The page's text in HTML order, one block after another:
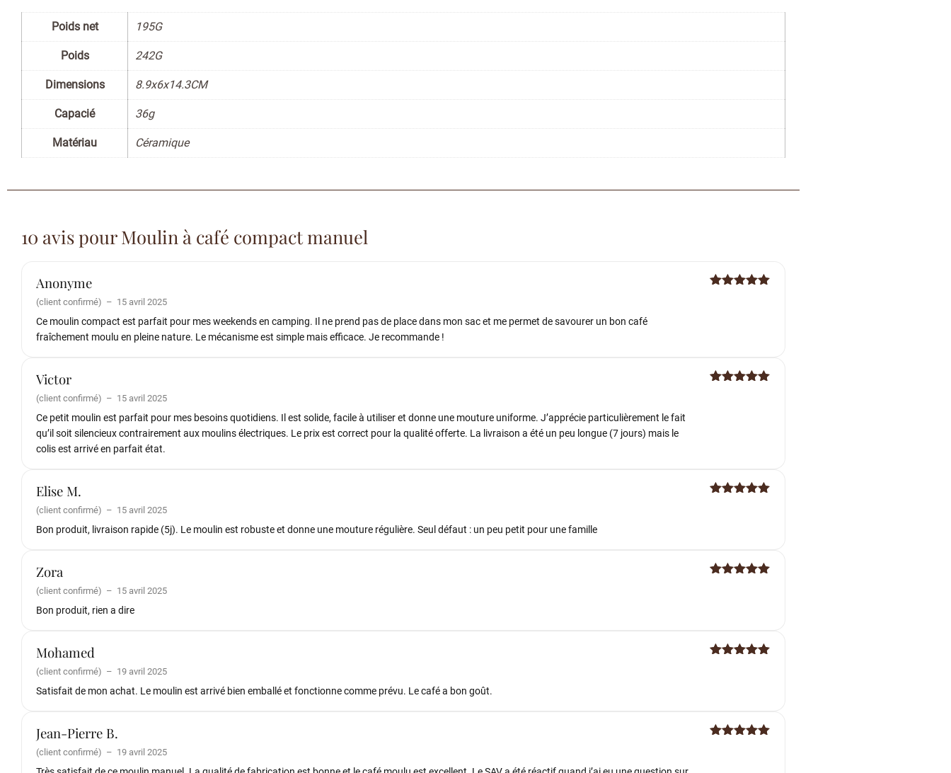
Poids net 195G
Poids 242G
Dimensions 8.9x6x14.3CM
Capacié 36g
Matériau Céramique
10 avis pourMoulin à café compact manuel
Anonyme
(client confirmé) – 15 avril 2025
Ce moulin compact est parfait pour mes weekends en camping. Il ne prend pas de place dans mon sac et me permet de savourer un bon café
fraîchement moulu en pleine nature. Le mécanisme est simple mais efficace. Je recommande !
Victor
(client confirmé) – 15 avril 2025
Ce petit moulin est parfait pour mes besoins quotidiens. Il est solide, facile à utiliser et donne une mouture uniforme. J’apprécie particulièrement le fait
qu’il soit silencieux contrairement aux moulins électriques. Le prix est correct pour la qualité offerte. La livraison a été un peu longue (7 jours) mais le
colis est arrivé en parfait état.
Elise M.
(client confirmé) – 15 avril 2025
Bon produit, livraison rapide (5j). Le moulin est robuste et donne une mouture régulière. Seul défaut : un peu petit pour une famille
Zora
(client confirmé) – 15 avril 2025
Bon produit, rien a dire
Mohamed
(client confirmé) – 19 avril 2025
Satisfait de mon achat. Le moulin est arrivé bien emballé et fonctionne comme prévu. Le café a bon goût.
Jean-Pierre B.
(client confirmé) – 19 avril 2025